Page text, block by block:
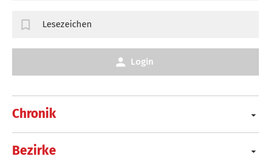
Chronik
Bezirke
Lesezeichen
Login